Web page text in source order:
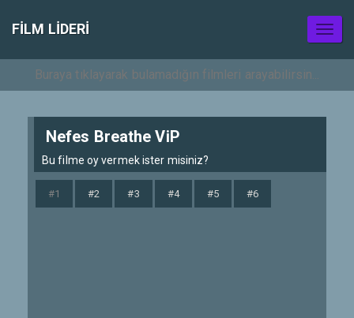
FILM LIDERI
Nefes Breathe ViP
Bu filme oy vermek ister misiniz?
#1 #2 #3 #4 #5 #6